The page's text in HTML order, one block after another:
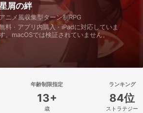
屑の絆
アニメ風収集型ターン制RPG
料 · アプリ内購入 · iPadに対応していま
。macOSでは検証されていません。
年齢制限指定
13+
歳
ランキング
84位
ストラテジー